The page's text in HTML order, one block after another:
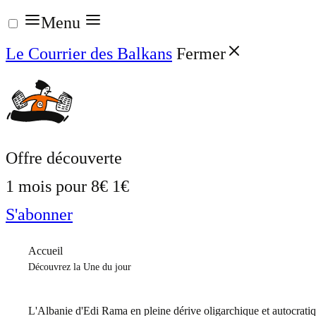
Aller
au
contenu
Menu
Le Courrier des Balkans Fermer
Offre découverte
1 mois pour 8€ 1€
S'abonner
Accueil
Découvrez la Une du jour
L'Albanie d'Edi Rama en pleine dérive oligarchique et